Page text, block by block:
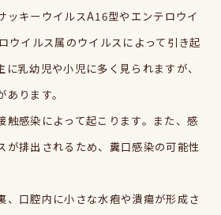
ッキーウイルスA16型やエンテロウイ
ウイルス属のウイルスによって引き起
に乳幼児や小児に多く見られますが、
ります。
触感染によって起こります。また、感
が排出されるため、糞口感染の可能性
、口腔内に小さな水疱や潰瘍が形成さ